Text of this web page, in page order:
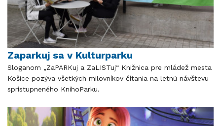
Zaparkuj sa v Kulturparku
Sloganom „ZaPARKuj a ZaLISTuj“ Knižnica pre mládež mesta
Košice pozýva všetkých milovníkov čítania na letnú návštevu
sprístupneného KnihoParku.